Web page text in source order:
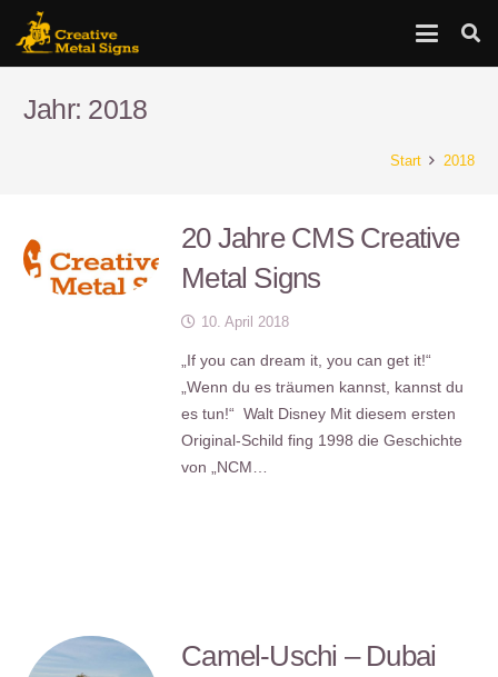
Jahr: 2018
Start 2018
20 Jahre CMS Creative
Metal Signs
10. April 2018
„If you can dream it, you can get it!“
„Wenn du es träumen kannst, kannst du
es tun!“ Walt Disney Mit diesem ersten
Original-Schild fing 1998 die Geschichte
von „NCM…
Camel-Uschi – Dubai